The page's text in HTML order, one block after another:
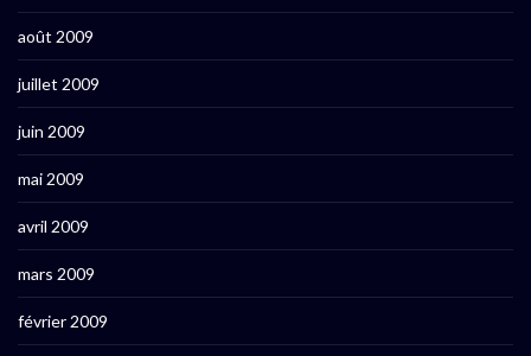
août 2009
juillet 2009
juin 2009
mai 2009
avril 2009
mars 2009
février 2009